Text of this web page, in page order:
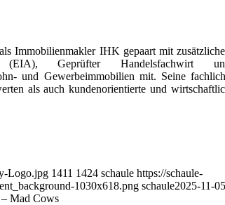
Immobilienmakler IHK gepaart mit
(EIA), Geprüfter Handelsfachwirt
und Gewerbeimmobilien mit. Seine
als auch kundenorientierte und
Logo.jpg 1411 1424 schaule https://schaule-
1030x618.png schaule2025-11-05
Mad Cows